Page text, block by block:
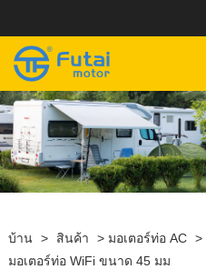
บ้าน > สินค้า > มอเตอร์ท่อ AC >
มอเตอร์ท่อ WiFi ขนาด 45 มม